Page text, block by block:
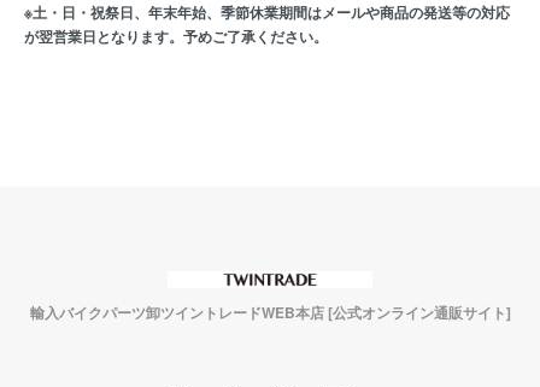
※土・日・祝祭日、年末年始、季節休業期間はメールや商品の発送等の対応
が翌営業日となります。予めご了承ください。
輸入バイクパーツ卸ツイントレードWEB本店 [公式オンライン通販サイト]